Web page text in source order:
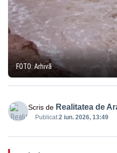
FOTO: Arhivă
Scris de Realitatea de
Publicat:2 iun. 2026, 13:49